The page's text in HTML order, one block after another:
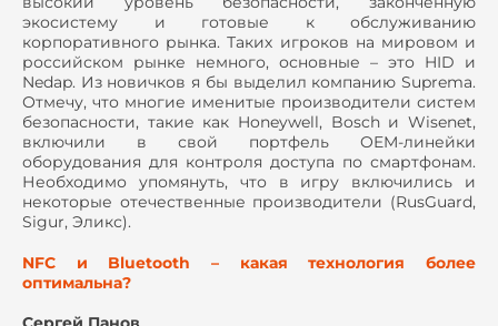
экосистему и готовые к обслуживанию
корпоративного рынка. Таких игроков на мировом и
российском рынке немного, основные – это HID и
Nedap. Из новичков я бы выделил компанию Suprema.
Отмечу, что многие именитые производители систем
безопасности, такие как Honeywell, Bosch и Wisenet,
включили в свой портфель OEM-линейки
оборудования для контроля доступа по смартфонам.
Необходимо упомянуть, что в игру включились и
некоторые отечественные производители (RusGuard,
Sigur, Эликс).
NFC и Bluetooth – какая технология более
оптимальна?